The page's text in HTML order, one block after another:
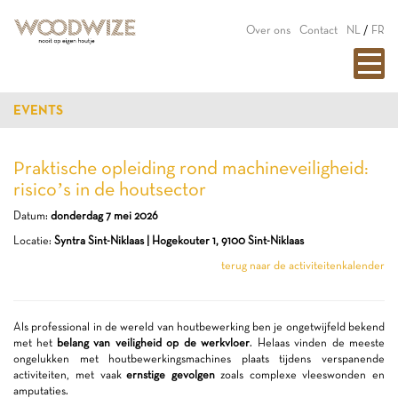
Over ons Contact NL / FR
EVENTS
Praktische opleiding rond machineveiligheid:
risico’s in de houtsector
Datum: donderdag 7 mei 2026
Locatie: Syntra Sint-Niklaas | Hogekouter 1, 9100 Sint-Niklaas
terug naar de activiteitenkalender
Als professional in de wereld van houtbewerking ben je ongetwijfeld bekend
met het belang van veiligheid op de werkvloer. Helaas vinden de meeste
ongelukken met houtbewerkingsmachines plaats tijdens verspanende
activiteiten, met vaakernstige gevolgen zoals complexe vleeswonden en
amputaties.